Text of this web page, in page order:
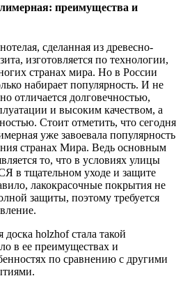
преимущества и
сделанная из древесно-
изготовляется по технологии,
странах мира. Но в России
набирает популярность. И не
отличается долговечностью,
и высоким качеством, а
Стоит отметить, что сегодня
уже завоевала популярность
странах Мира. Ведь основным
то, что в условиях улицы
тщательном уходе и защите
лакокрасочные покрытия не
защиты, поэтому требуется
holzhof стала такой
в ее преимуществах и
по сравнению с другими